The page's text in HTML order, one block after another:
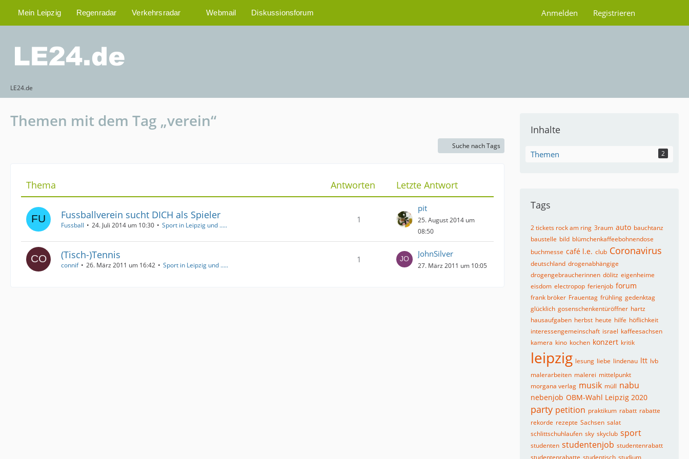
Mein Leipzig Regenradar Verkehrsradar Webmail Diskussionsforum Anmelden Registrieren
LE24.de
Themen mit dem Tag „verein“
Suche nach Tags
Thema Antworten Letzte Antwort
Fussballverein sucht DICH als Spieler
Fussball 24. Juli 2014 um 10:30 Sport in Leipzig und .....
1
pit
25. August 2014 um
08:50
(Tisch-)Tennis
connif 26. März 2011 um 16:42 Sport in Leipzig und .....
1
JohnSilver
27. März 2011 um 10:05
Inhalte
Themen 2
Tags
2 tickets rock am ring 3raum auto bauchtanz
baustelle bild blümchenkaffeebohnendose
buchmesse café l.e. club Coronavirus
deutschland drogenabhängige
drogengebraucherinnen dölitz eigenheime
eisdom electropop ferienjob forum
frank bröker Frauentag frühling gedenktag
glücklich gosenschenkentüröffner hartz
hausaufgaben herbst heute hilfe höflichkeit
interessengemeinschaft israel kaffeesachsen
kamera kino kochen konzert kritik
leipzig lesung liebe lindenau ltt lvb
malerarbeiten malerei mittelpunkt
morgana verlag musik müll nabu
nebenjob OBM-Wahl Leipzig 2020
party petition praktikum rabatt rabatte
rekorde rezepte Sachsen salat
schlittschuhlaufen sky skyclub sport
studenten studentenjob studentenrabatt
studentenrabatte studentisch studium